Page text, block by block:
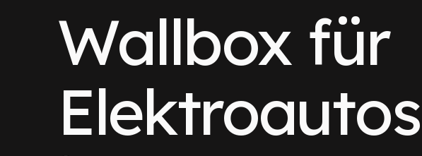
Wallbox für
Elektroautos